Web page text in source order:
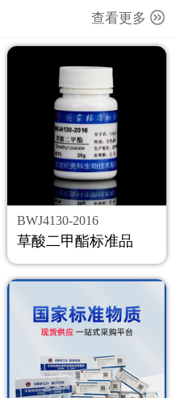
查看更多
BWJ4130-2016
草酸二甲酯标准品